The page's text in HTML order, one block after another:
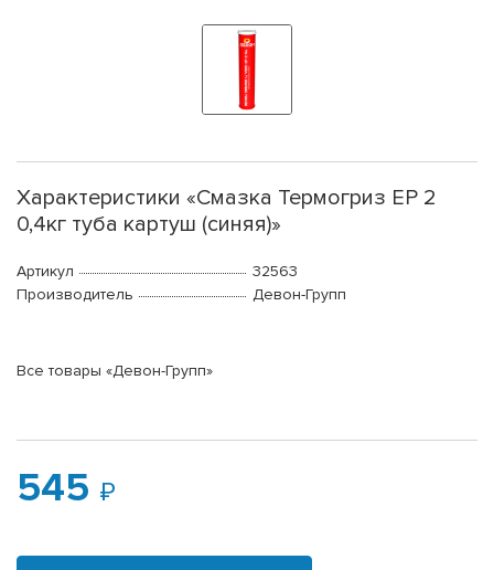
Характеристики «Смазка Термогриз ЕР 2
0,4кг туба картуш (синяя)»
Артикул
32563
Производитель
Девон-Групп
Все товары «Девон-Групп»
545